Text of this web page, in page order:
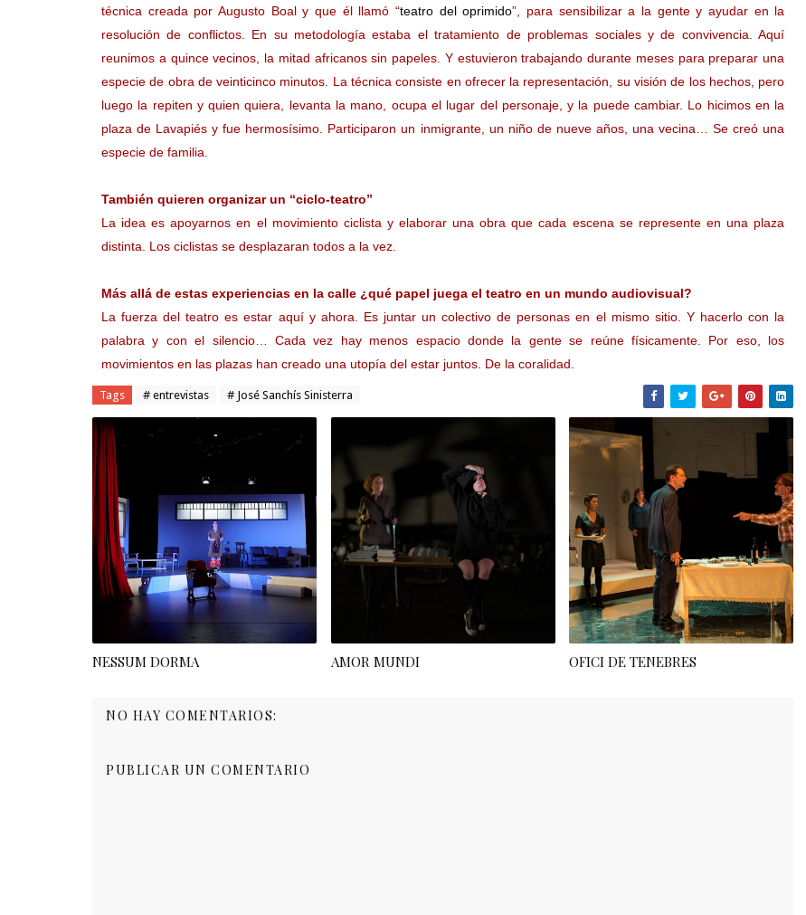
técnica creada por Augusto Boal y que él llamó “teatro del oprimido”, para sensibilizar a la gente y ayudar en la
resolución de conflictos. En su metodología estaba el tratamiento de problemas sociales y de convivencia. Aquí
reunimos a quince vecinos, la mitad africanos sin papeles. Y estuvieron trabajando durante meses para preparar una
especie de obra de veinticinco minutos. La técnica consiste en ofrecer la representación, su visión de los hechos, pero
luego la repiten y quien quiera, levanta la mano, ocupa el lugar del personaje, y la puede cambiar. Lo hicimos en la
plaza de Lavapiés y fue hermosísimo. Participaron un inmigrante, un niño de nueve años, una vecina… Se creó una
especie de familia.
También quieren organizar un “ciclo-teatro”
La idea es apoyarnos en el movimiento ciclista y elaborar una obra que cada escena se represente en una plaza
distinta. Los ciclistas se desplazaran todos a la vez.
Más allá de estas experiencias en la calle ¿qué papel juega el teatro en un mundo audiovisual?
La fuerza del teatro es estar aquí y ahora. Es juntar un colectivo de personas en el mismo sitio. Y hacerlo con la
palabra y con el silencio… Cada vez hay menos espacio donde la gente se reúne físicamente. Por eso, los
movimientos en las plazas han creado una utopía del estar juntos. De la coralidad.
Tags # entrevistas # José Sanchís Sinisterra
NESSUM DORMA AMOR MUNDI OFICI DE TENEBRES
NO HAY COMENTARIOS:
PUBLICAR UN COMENTARIO